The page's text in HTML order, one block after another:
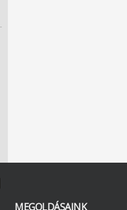
MEGOLDÁSAINK